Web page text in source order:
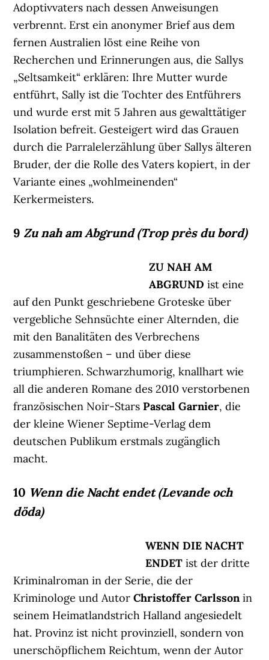
Adoptivvaters nach dessen Anweisungen
verbrennt. Erst ein anonymer Brief aus dem
fernen Australien löst eine Reihe von
Recherchen und Erinnerungen aus, die Sallys
„Seltsamkeit“ erklären: Ihre Mutter wurde
entführt, Sally ist die Tochter des Entführers
und wurde erst mit 5 Jahren aus gewalttätiger
Isolation befreit. Gesteigert wird das Grauen
durch die Parralelerzählung über Sallys älteren
Bruder, der die Rolle des Vaters kopiert, in der
Variante eines „wohlmeinenden“
Kerkermeisters.
9 Zu nah am Abgrund (Trop près du bord)
ZU NAH AM
ABGRUND ist eine
auf den Punkt geschriebene Groteske über
vergebliche Sehnsüchte einer Alternden, die
mit den Banalitäten des Verbrechens
zusammenstoßen – und über diese
triumphieren. Schwarzhumorig, knallhart wie
all die anderen Romane des 2010 verstorbenen
französischen Noir-StarsPascal Garnier, die
der kleine Wiener Septime-Verlag dem
deutschen Publikum erstmals zugänglich
macht.
10 Wenn die Nacht endet (Levande och
döda)
WENN DIE NACHT
ENDETist der dritte
Kriminalroman in der Serie, die der
Kriminologe und AutorChristoffer Carlssonin
seinem Heimatlandstrich Halland angesiedelt
hat. Provinz ist nicht provinziell, sondern von
unerschöpflichem Reichtum, wenn der Autor